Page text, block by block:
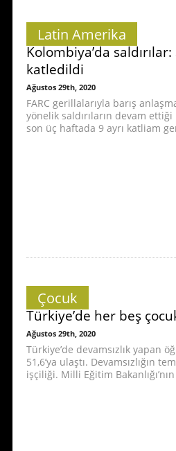
Latin Amerika
Kolombiya’da
katledildi
Ağustos 29th, 2020
FARC gerillalarıyla barış
yönelik saldırıların devam ettiği
son üç haftada 9 ayrı katliam
Çocuk
Türkiye’de her beş
Ağustos 29th, 2020
Türkiye’de devamsızlık yapan
51,6’ya ulaştı. Devamsızlığın
işçiliği. Milli Eğitim